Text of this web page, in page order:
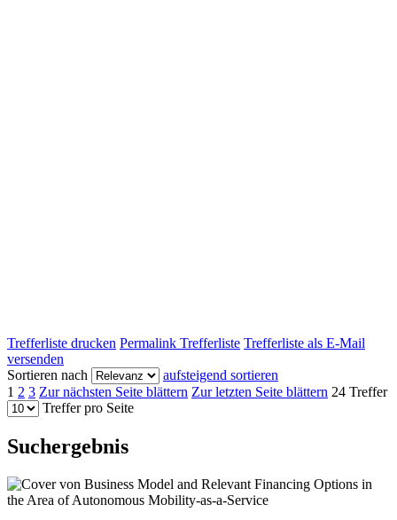
Trefferliste drucken Permalink Trefferliste Trefferliste als E-Mail
versenden
Sortieren nach
aufsteigend sortieren
1 2 3 Zur nächsten Seite blättern Zur letzten Seite blättern 24 Treffer
Treffer pro Seite
Suchergebnis